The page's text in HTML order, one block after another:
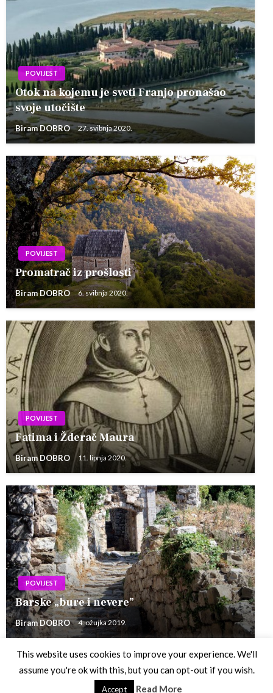
POVIJEST
Otok na kojemu je sveti Franjo pronašao
svoje utočište
Biram DOBRO 27. svibnja 2020.
POVIJEST
Promatrač iz prošlosti
Biram DOBRO 6. svibnja 2020.
POVIJEST
Fatima i Žderač Maura
Biram DOBRO 11. lipnja 2020.
POVIJEST
Barske „bure i nevere”
Biram DOBRO 4. ožujka 2019.
Theme by Silk Themes
This website uses cookies to improve your experience. We'll
assume you're ok with this, but you can opt-out if you wish.
Accept Read More